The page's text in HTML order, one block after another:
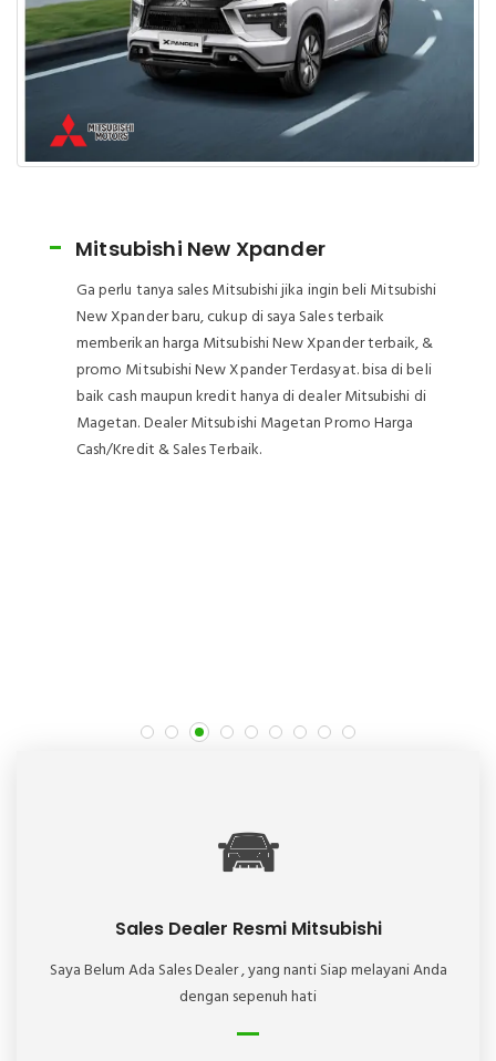
Mitsubishi New Xpander
Ga perlu tanya sales Mitsubishi jika ingin beli Mitsubishi
New Xpander baru, cukup di saya Sales terbaik
memberikan harga Mitsubishi New Xpander terbaik, &
promo Mitsubishi New Xpander Terdasyat. bisa di beli
baik cash maupun kredit hanya di dealer Mitsubishi di
Magetan. Dealer Mitsubishi Magetan Promo Harga
Cash/Kredit & Sales Terbaik.
Sales Dealer Resmi Mitsubishi
Saya Belum Ada Sales Dealer , yang nanti Siap melayani Anda
dengan sepenuh hati